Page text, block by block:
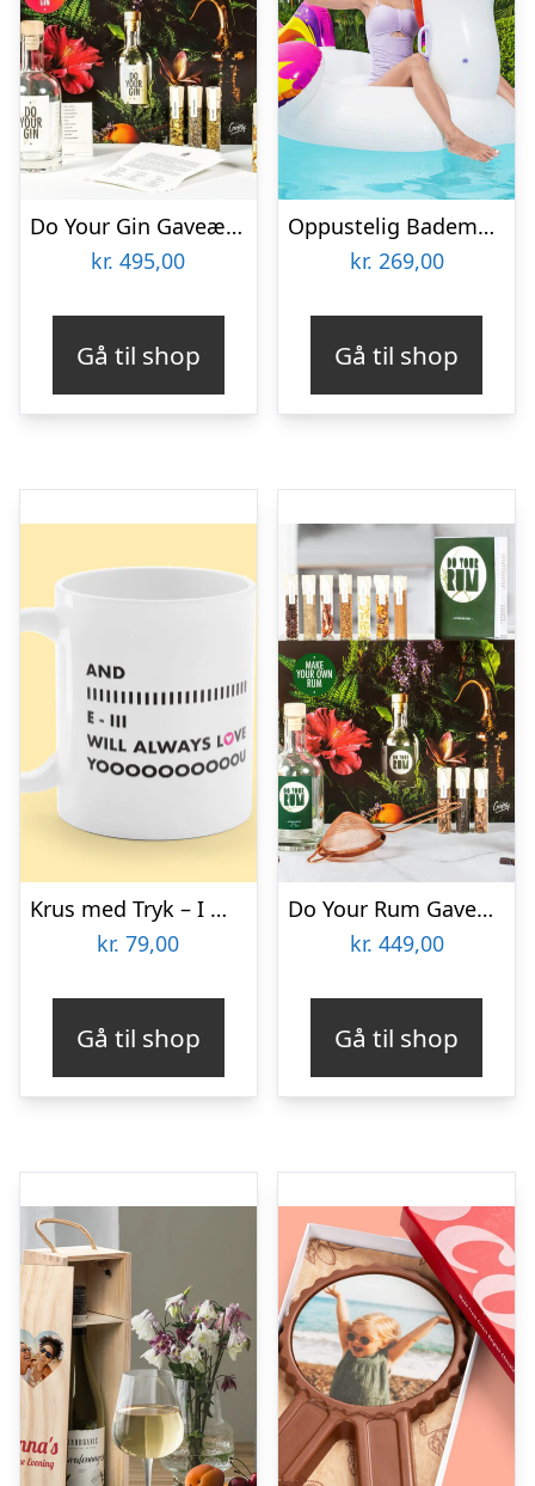
Do Your Gin Gaveæske
kr. 495,00
Gå til shop
Oppustelig Bademadras Enhjørning – Bestway
kr. 269,00
Gå til shop
Krus med Tryk – I Will Always Love You
kr. 79,00
Gå til shop
Do Your Rum Gaveæske
kr. 449,00
Gå til shop